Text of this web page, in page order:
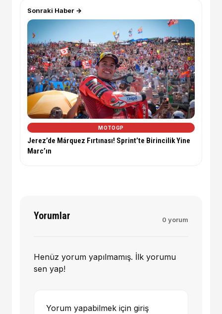
Sonraki Haber →
MOTOGP
Jerez’de Márquez Fırtınası! Sprint’te Birincilik Yine
Marc’ın
Yorumlar 0 yorum
Henüz yorum yapılmamış. İlk yorumu
sen yap!
Yorum yapabilmek için giriş